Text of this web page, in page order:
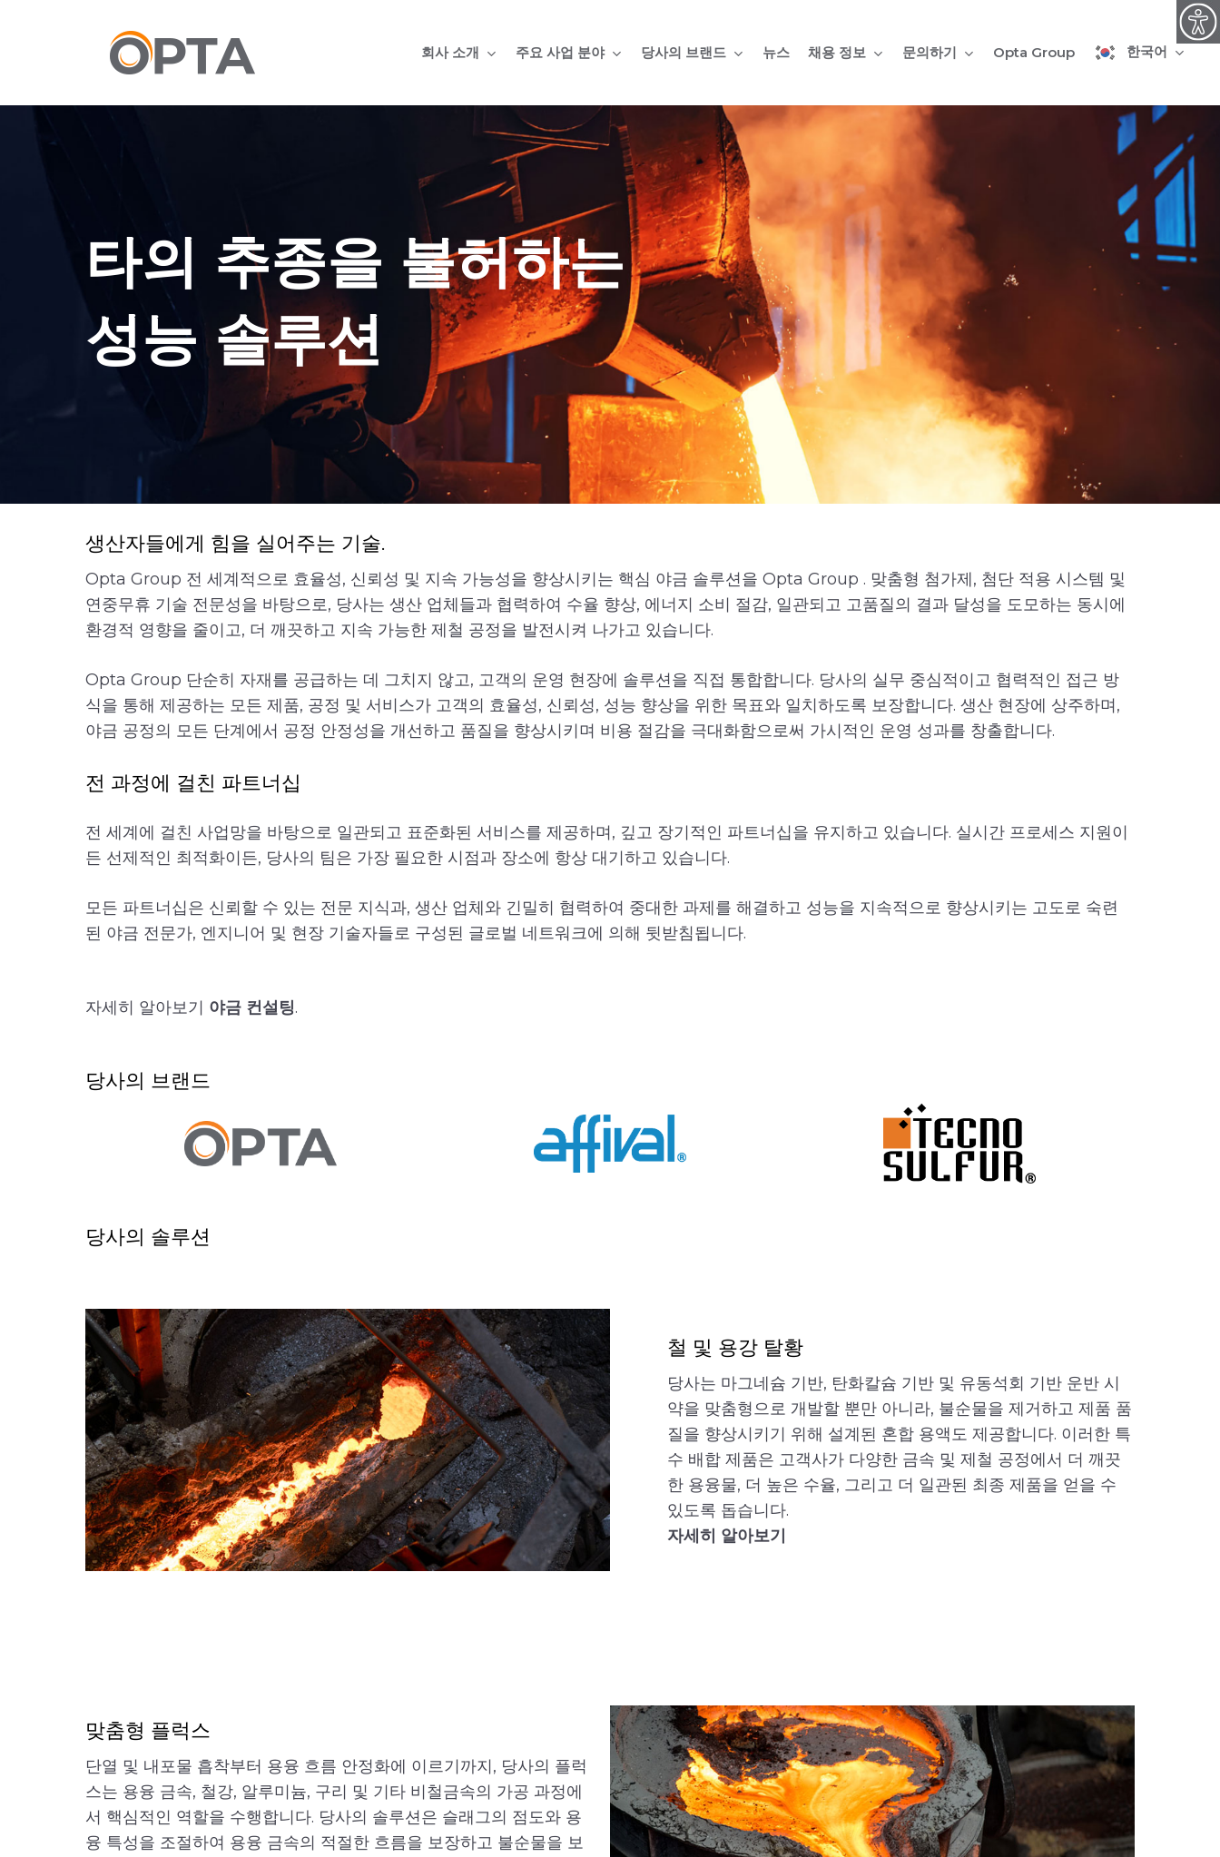
회사 소개 주요 사업 분야 당사의 브랜드 뉴스 채용 정보 문의하기 Opta Group 한국어
타의 추종을 불허하는
성능 솔루션
생산자들에게 힘을 실어주는 기술.
Opta Group 전 세계적으로 효율성, 신뢰성 및 지속 가능성을 향상시키는 핵심 야금 솔루션을 Opta Group . 맞춤형 첨가제, 첨단 적용 시스템 및
연중무휴 기술 전문성을 바탕으로, 당사는 생산 업체들과 협력하여 수율 향상, 에너지 소비 절감, 일관되고 고품질의 결과 달성을 도모하는 동시에
환경적 영향을 줄이고, 더 깨끗하고 지속 가능한 제철 공정을 발전시켜 나가고 있습니다.
Opta Group 단순히 자재를 공급하는 데 그치지 않고, 고객의 운영 현장에 솔루션을 직접 통합합니다. 당사의 실무 중심적이고 협력적인 접근 방
식을 통해 제공하는 모든 제품, 공정 및 서비스가 고객의 효율성, 신뢰성, 성능 향상을 위한 목표와 일치하도록 보장합니다. 생산 현장에 상주하며,
야금 공정의 모든 단계에서 공정 안정성을 개선하고 품질을 향상시키며 비용 절감을 극대화함으로써 가시적인 운영 성과를 창출합니다.
전 과정에 걸친 파트너십
전 세계에 걸친 사업망을 바탕으로 일관되고 표준화된 서비스를 제공하며, 깊고 장기적인 파트너십을 유지하고 있습니다. 실시간 프로세스 지원이
든 선제적인 최적화이든, 당사의 팀은 가장 필요한 시점과 장소에 항상 대기하고 있습니다.
모든 파트너십은 신뢰할 수 있는 전문 지식과, 생산 업체와 긴밀히 협력하여 중대한 과제를 해결하고 성능을 지속적으로 향상시키는 고도로 숙련
된 야금 전문가, 엔지니어 및 현장 기술자들로 구성된 글로벌 네트워크에 의해 뒷받침됩니다.
자세히 알아보기 야금 컨설팅.
당사의 브랜드
당사의 솔루션
철 및 용강 탈황
당사는 마그네슘 기반, 탄화칼슘 기반 및 유동석회 기반 운반 시
약을 맞춤형으로 개발할 뿐만 아니라, 불순물을 제거하고 제품 품
질을 향상시키기 위해 설계된 혼합 용액도 제공합니다. 이러한 특
수 배합 제품은 고객사가 다양한 금속 및 제철 공정에서 더 깨끗
한 용융물, 더 높은 수율, 그리고 더 일관된 최종 제품을 얻을 수
있도록 돕습니다.
자세히 알아보기
맞춤형 플럭스
단열 및 내포물 흡착부터 용융 흐름 안정화에 이르기까지, 당사의 플럭
스는 용융 금속, 철강, 알루미늄, 구리 및 기타 비철금속의 가공 과정에
서 핵심적인 역할을 수행합니다. 당사의 솔루션은 슬래그의 점도와 용
융 특성을 조절하여 용융 금속의 적절한 흐름을 보장하고 불순물을 보